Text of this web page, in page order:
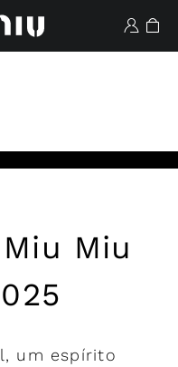
Miu
um espírito